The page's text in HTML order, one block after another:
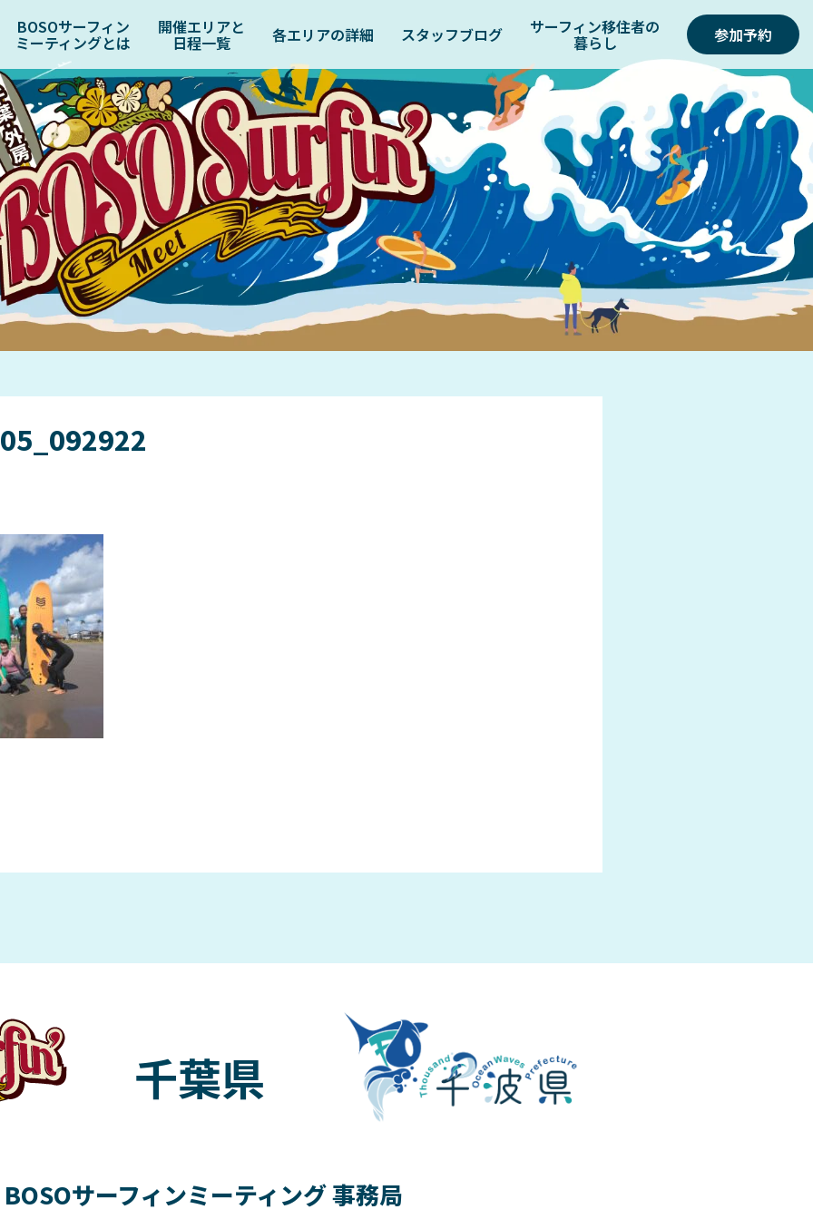
BOSOサーフィン
ミーティングとは
開催エリアと
日程一覧 各エリアの詳細 スタッフブログ サーフィン移住者の
暮らし 参加予約
千葉県
BOSOサーフィンミーティング 事務局